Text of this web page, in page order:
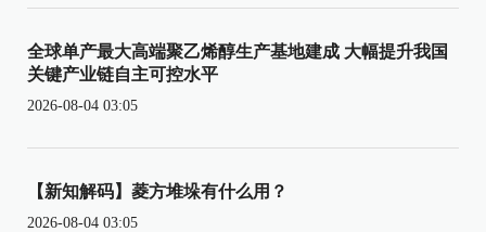
全球单产最大高端聚乙烯醇生产基地建成 大幅提升我国
关键产业链自主可控水平
2026-08-04 03:05
【新知解码】菱方堆垛有什么用？
2026-08-04 03:05